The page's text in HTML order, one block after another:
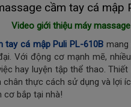
cầm tay cá
Video giới thiệu máy
tay cá mập Puli PL-610Bmang
Với động cơ mạnh mẽ,
hay luyện tập thể thao.
thực cách sử dụng và lợi
cơ bắp tại nhà!